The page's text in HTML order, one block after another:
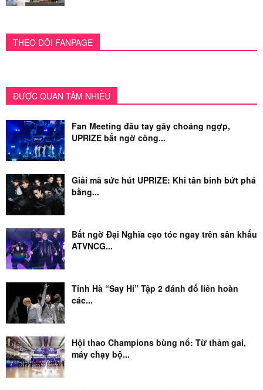
THEO DÕI FANPAGE
ĐƯỢC QUAN TÂM NHIỀU
Fan Meeting đầu tay gây choáng ngợp,
UPRIZE bất ngờ công...
Giải mã sức hút UPRIZE: Khi tân binh bứt phá
bằng...
Bất ngờ Đại Nghĩa cạo tóc ngay trên sân khấu
ATVNCG...
Tinh Hà “Say Hi” Tập 2 đánh đố liên hoàn
các...
Hội thao Champions bùng nổ: Từ thảm gai,
máy chạy bộ...